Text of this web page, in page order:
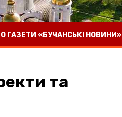
ГАЗЕТИ «БУЧАНСЬКІ НОВИНИ»
та